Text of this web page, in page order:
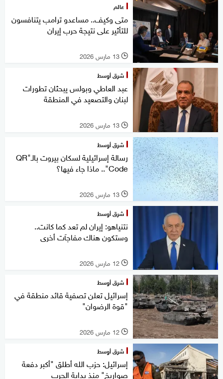
عالم
متى وكيف.. مساعدو ترامب يتنافسون
للتأثير على نتيجة حرب إيران
l 13 مارس 2026
شرق أوسط
عبد العاطي وبولس يبحثان تطورات
لبنان والتصعيد في المنطقة
l 13 مارس 2026
شرق أوسط
رسالة إسرائيلية لسكان بيروت بالـ"QR
Code".. ماذا جاء فيها؟
l 13 مارس 2026
شرق أوسط
نتنياهو: إيران لم تعد كما كانت..
وستكون هناك مفاجآت أخرى
l 12 مارس 2026
شرق أوسط
إسرائيل تعلن تصفية قائد منطقة في
"قوة الرضوان"
l 12 مارس 2026
شرق أوسط
إسرائيل: حزب الله أطلق "أكبر دفعة
صواريخ" منذ بداية الحرب